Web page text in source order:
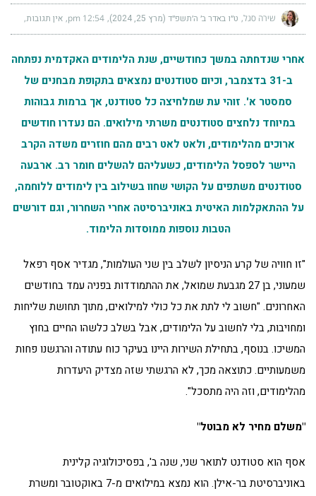
שירה סגל ט״ו באדר ב׳ ה׳תשפ״ד (מרץ 25, 2024) 12:54 pm אין תגובות
אחרי שנדחתה במשך כחודשיים, שנת הלימודים האקדמית נפתחה
ב-31 בדצמבר, וכיום סטודנטים נמצאים בתקופת מבחנים של
סמסטר א'. זוהי עת שמלחיצה כל סטודנט, אך ברמות גבוהות
במיוחד נלחצים סטודנטים משרתי מילואים. הם נעדרו חודשים
ארוכים מהלימודים, ולאט לאט רבים מהם חוזרים משדה הקרב
היישר לספסל הלימודים, כשעליהם להשלים חומר רב. ארבעה
סטודנטים משתפים על הקושי שחוו בשילוב בין לימודים ללוחמה,
על ההתאקלמות האיטית באוניברסיטה אחרי השחרור, וגם דורשים
הטבות נוספות ממוסדות הלימוד.
"זו חוויה של קרע הניסיון לשלב בין שני העולמות", מגדיר אסף רפאל
שמעוני, בן 27 מגבעת שמואל, את ההתמודדות בפניה עמד בחודשים
האחרונים. "חשוב לי לתת את כל כולי למילואים, מתוך תחושת שליחות
ומחויבות, בלי לחשוב על הלימודים, אבל בשלב כלשהו החיים בחוץ
המשיכו. בנוסף, בתחילת השירות היינו בעיקר כוח עתודה והרגשנו פחות
משמעותיים. כתוצאה מכך, לא הרגשתי שזה מצדיק היעדרות
מהלימודים, וזה היה מתסכל".
"משלם מחיר לא מבוטל"
אסף הוא סטודנט לתואר שני, שנה ב', בפסיכולוגיה קלינית
באוניברסיטת בר-אילן. הוא נמצא במילואים מ-7 באוקטובר ומשרת